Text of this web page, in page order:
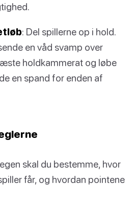
: Del spillerne op i hold.
en våd svamp over
holdkammerat og løbe
en spand for enden af
skal du bestemme, hvor
får, og hvordan pointene